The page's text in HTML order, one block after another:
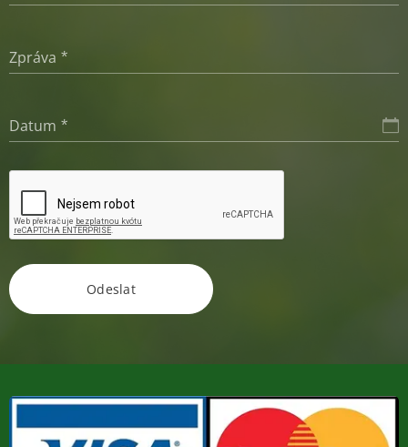
Zpráva
Datum
Odeslat